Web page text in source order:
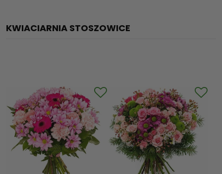
KWIACIARNIA STOSZOWICE